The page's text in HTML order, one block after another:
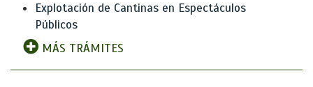
Explotación de Cantinas en Espectáculos
Públicos
MÁS TRÁMITES